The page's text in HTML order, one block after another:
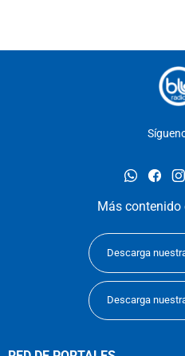
whatsapp
Más contenido
Descarga
Descarga